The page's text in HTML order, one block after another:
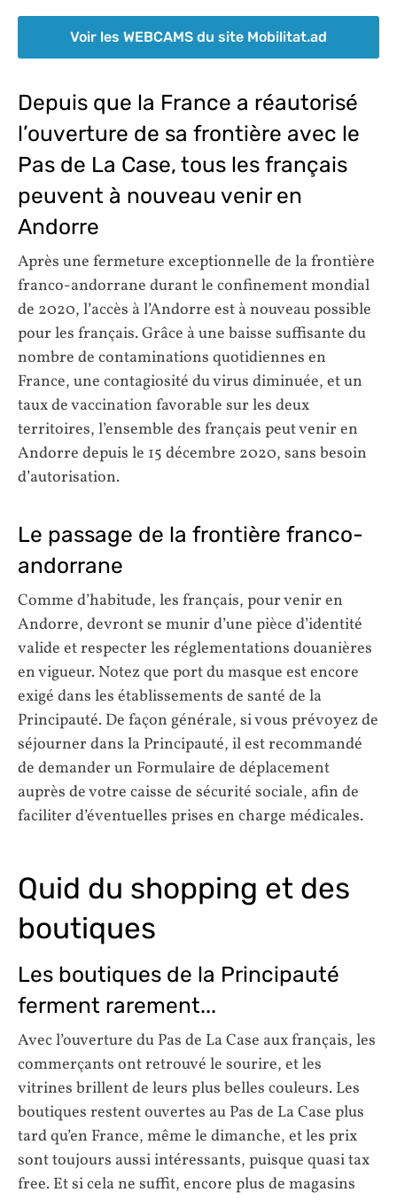
Voir les WEBCAMS du site Mobilitat.ad
Depuis que la France a réautorisé
l’ouverture de sa frontière avec le
Pas de La Case, tous les français
peuvent à nouveau venir en
Andorre
Après une fermeture exceptionnelle de la frontière
franco-andorrane durant le confinement mondial
de 2020, l’accès à l’Andorre est à nouveau possible
pour les français. Grâce à une baisse suffisante du
nombre de contaminations quotidiennes en
France, une contagiosité du virus diminuée, et un
taux de vaccination favorable sur les deux
territoires, l’ensemble des français peut venir en
Andorre depuis le 15 décembre 2020, sans besoin
d’autorisation.
Le passage de la frontière franco-
andorrane
Comme d’habitude, les français, pour venir en
Andorre, devront se munir d’une pièce d’identité
valide et respecter les réglementations douanières
en vigueur. Notez que port du masque est encore
exigé dans les établissements de santé de la
Principauté. De façon générale, si vous prévoyez de
séjourner dans la Principauté, il est recommandé
de demander un Formulaire de déplacement
auprès de votre caisse de sécurité sociale, afin de
faciliter d’éventuelles prises en charge médicales.
Quid du shopping et des
boutiques
Les boutiques de la Principauté
ferment rarement...
Avec l’ouverture du Pas de La Case aux français, les
commerçants ont retrouvé le sourire, et les
vitrines brillent de leurs plus belles couleurs. Les
boutiques restent ouvertes au Pas de La Case plus
tard qu’en France, même le dimanche, et les prix
sont toujours aussi intéressants, puisque quasi tax
free. Et si cela ne suffit, encore plus de magasins